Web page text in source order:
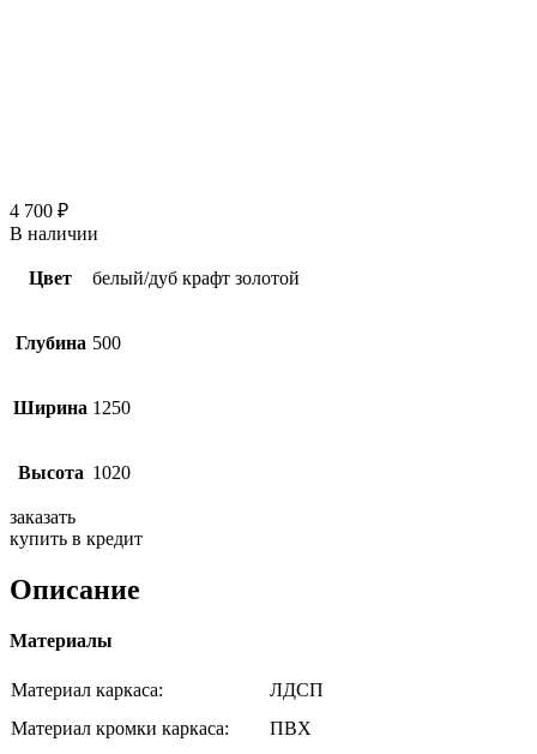
4 700 ₽
В наличии
Цвет белый/дуб крафт золотой
Глубина 500
Ширина 1250
Высота 1020
заказать
купить в кредит
Описание
Материалы
Материал каркаса:
ЛДСП
Материал кромки каркаса:
ПВХ